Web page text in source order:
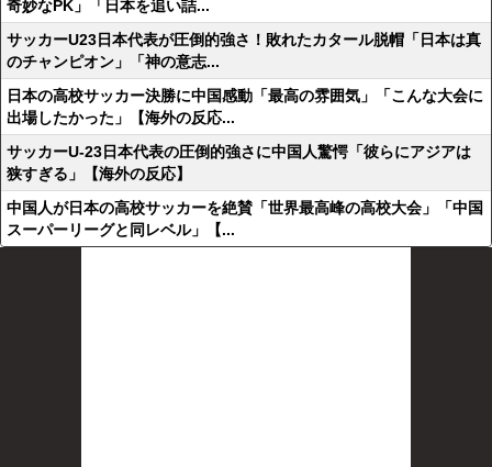
奇妙なPK」「日本を追い詰...
サッカーU23日本代表が圧倒的強さ！敗れたカタール脱帽「日本は真
のチャンピオン」「神の意志...
日本の高校サッカー決勝に中国感動「最高の雰囲気」「こんな大会に
出場したかった」【海外の反応...
サッカーU-23日本代表の圧倒的強さに中国人驚愕「彼らにアジアは
狭すぎる」【海外の反応】
中国人が日本の高校サッカーを絶賛「世界最高峰の高校大会」「中国
スーパーリーグと同レベル」【...